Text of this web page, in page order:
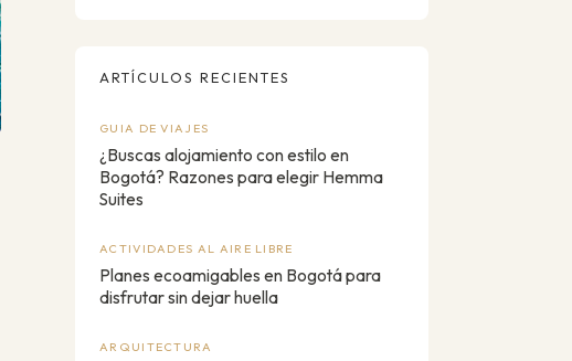
ARTÍCULOS RECIENTES
GUIA DE VIAJES
¿Buscas alojamiento con estilo en
Bogotá? Razones para elegir Hemma
Suites
ACTIVIDADES AL AIRE LIBRE
Planes ecoamigables en Bogotá para
disfrutar sin dejar huella
ARQUITECTURA